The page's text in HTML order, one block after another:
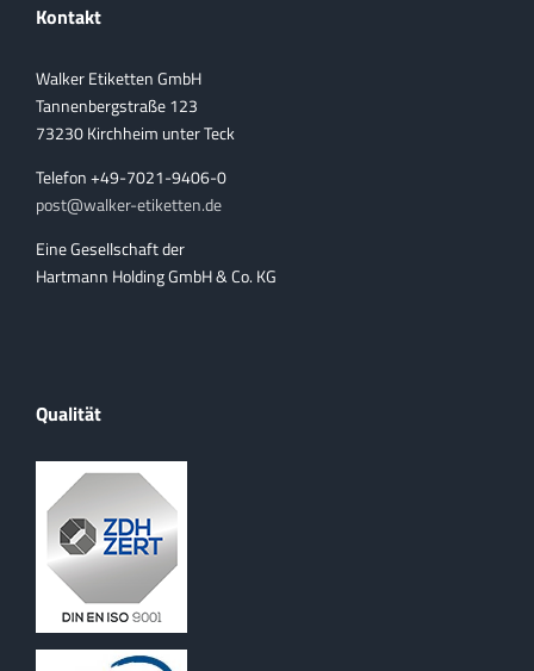
Kontakt
Walker Etiketten GmbH
Tannenbergstraße 123
73230 Kirchheim unter Teck
Telefon +49-7021-9406-0
post@walker-etiketten.de
Eine Gesellschaft der
Hartmann Holding GmbH & Co. KG
Qualität